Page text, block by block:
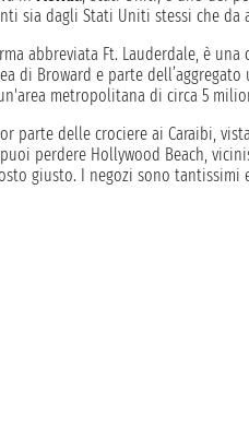
sia dagli Stati Uniti stessi che da
abbreviata Ft. Lauderdale, è
di Broward e parte
metropolitana di circa 5
parte delle crociere ai Caraibi,
perdere Hollywood Beach,
giusto. I negozi sono tantissimi